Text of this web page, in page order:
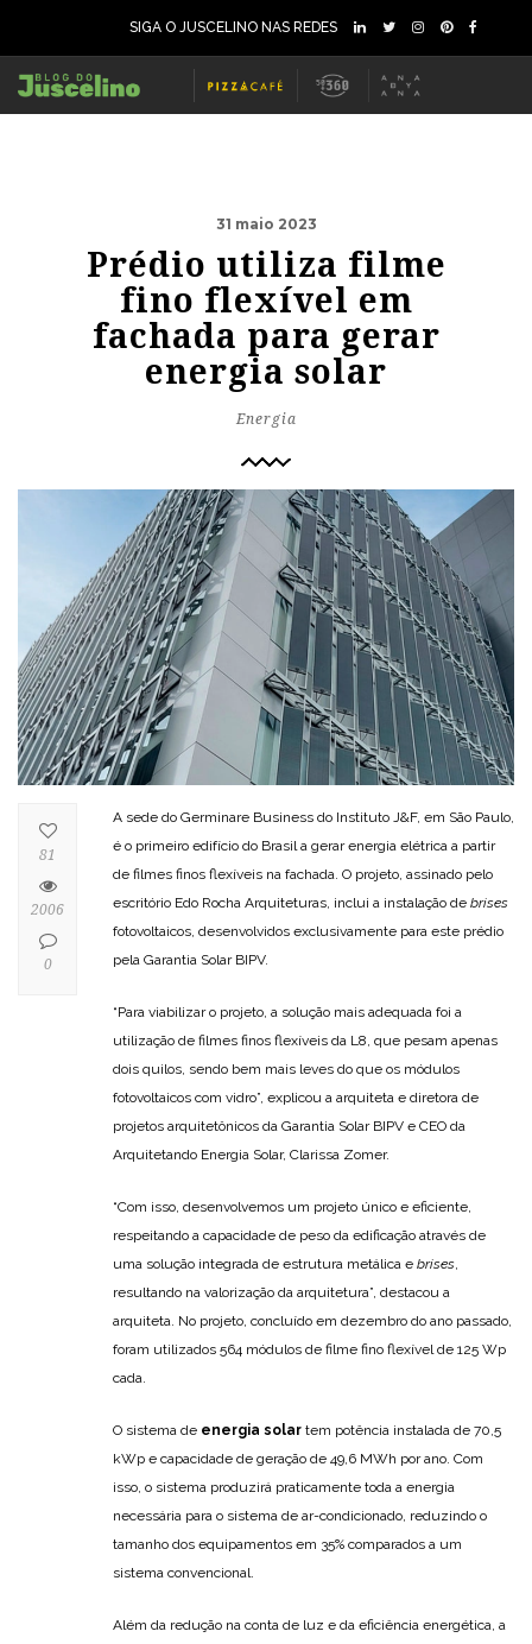
SIGA O JUSCELINO NAS REDES
31 maio 2023
Prédio utiliza filme
fino flexível em
fachada para gerar
energia solar
Energia
A sede do Germinare Business do Instituto J&F, em São Paulo,
é o primeiro edifício do Brasil a gerar energia elétrica a partir
de filmes finos flexíveis na fachada. O projeto, assinado pelo
escritório Edo Rocha Arquiteturas, inclui a instalação de brises
fotovoltaicos, desenvolvidos exclusivamente para este prédio
pela Garantia Solar BIPV.
“Para viabilizar o projeto, a solução mais adequada foi a
utilização de filmes finos flexíveis da L8, que pesam apenas
dois quilos, sendo bem mais leves do que os módulos
fotovoltaicos com vidro”, explicou a arquiteta e diretora de
projetos arquitetônicos da Garantia Solar BIPV e CEO da
Arquitetando Energia Solar, Clarissa Zomer.
“Com isso, desenvolvemos um projeto único e eficiente,
respeitando a capacidade de peso da edificação através de
uma solução integrada de estrutura metálica e brises,
resultando na valorização da arquitetura”, destacou a
arquiteta. No projeto, concluído em dezembro do ano passado,
foram utilizados 564 módulos de filme fino flexível de 125 Wp
cada.
O sistema de energia solar tem potência instalada de 70,5
kWp e capacidade de geração de 49,6 MWh por ano. Com
isso, o sistema produzirá praticamente toda a energia
necessária para o sistema de ar-condicionado, reduzindo o
tamanho dos equipamentos em 35% comparados a um
sistema convencional.
Além da redução na conta de luz e da eficiência energética, a
81
2006
0